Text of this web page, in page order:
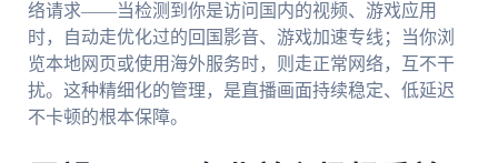
络请求——当检测到你是访问国内的视频、游戏应用
时，自动走优化过的回国影音、游戏加速专线；当你浏
览本地网页或使用海外服务时，则走正常网络，互不干
扰。这种精细化的管理，是直播画面持续稳定、低延迟
不卡顿的根本保障。